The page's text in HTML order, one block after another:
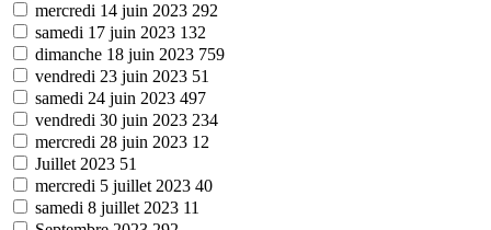
mercredi 14 juin 2023 292
samedi 17 juin 2023 132
dimanche 18 juin 2023 759
vendredi 23 juin 2023 51
samedi 24 juin 2023 497
vendredi 30 juin 2023 234
mercredi 28 juin 2023 12
Juillet 2023 51
mercredi 5 juillet 2023 40
samedi 8 juillet 2023 11